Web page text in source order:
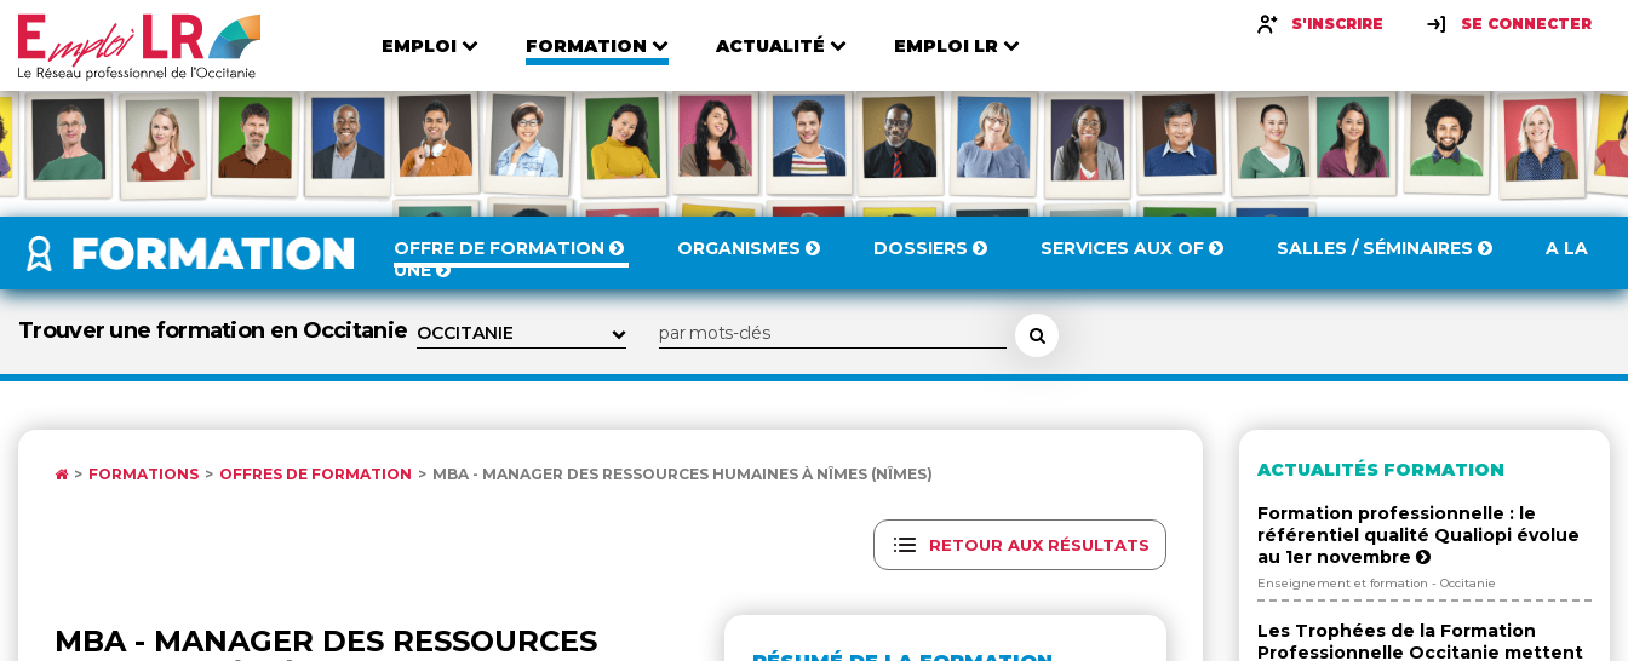
EMPLOI FORMATION ACTUALITÉ EMPLOI LR
S'INSCRIRE SE CONNECTER
OFFRE DE FORMATION ORGANISMES DOSSIERS SERVICES AUX OF SALLES / SÉMINAIRES
A LA
UNE
Trouver une formation en Occitanie
FORMATIONS OFFRES DE FORMATION MBA - MANAGER DES RESSOURCES HUMAINES À NÎMES (NÎMES)
RETOUR AUX RÉSULTATS
MBA - MANAGER DES RESSOURCES
ACTUALITÉS FORMATION
Formation professionnelle : le
référentiel qualité Qualiopi évolue
au 1er novembre
Enseignement et formation - Occitanie
Les Trophées de la Formation
Professionnelle Occitanie mettent